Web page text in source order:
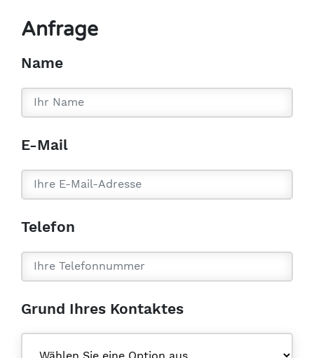
Anfrage
Name
E-Mail
Telefon
Grund Ihres Kontaktes